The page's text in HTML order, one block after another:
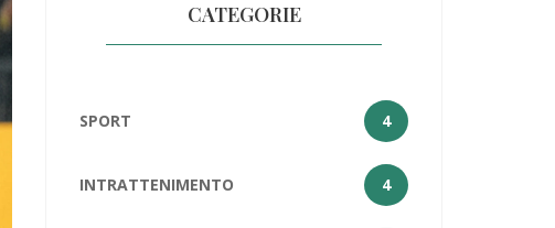
CATEGORIE
SPORT 4
INTRATTENIMENTO 4